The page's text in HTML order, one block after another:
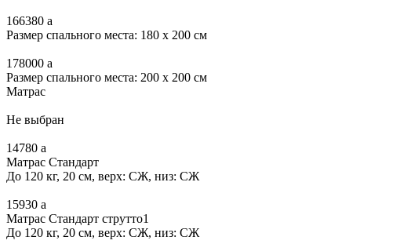
166380 a
Размер спального места: 180 x 200 см
178000 a
Размер спального места: 200 x 200 см
Матрас
Не выбран
14780 a
Матрас Стандарт
До 120 кг, 20 см, верх: СЖ, низ: СЖ
15930 a
Матрас Стандарт струтто1
До 120 кг, 20 см, верх: СЖ, низ: СЖ